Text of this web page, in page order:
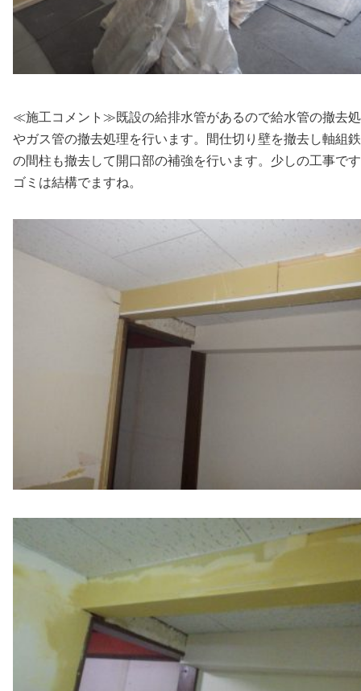
≪施工コメント≫既設の給排水管があるので給水管の撤去
やガス管の撤去処理を行います。間仕切り壁を撤去し軸組
の間柱も撤去して開口部の補強を行います。少しの工事で
ゴミは結構でますね。